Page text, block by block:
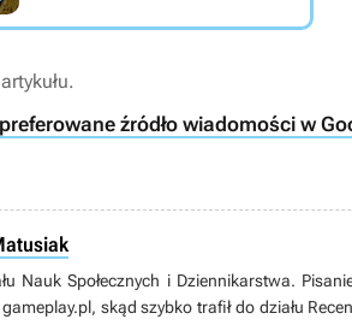
źródło wiadomości w
Nauk Społecznych i Dziennikarstwa.
skąd szybko trafił do działu